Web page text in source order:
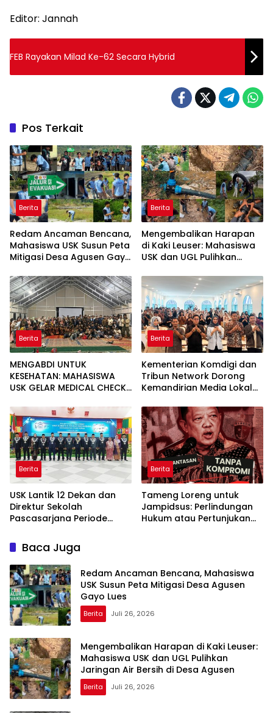
Editor: Jannah
FEB Rayakan Milad Ke-62 Secara Hybrid
Pos Terkait
Berita
Redam Ancaman Bencana,
Mahasiswa USK Susun Peta
Mitigasi Desa Agusen Gayo
Berita
Mengembalikan Harapan
di Kaki Leuser: Mahasiswa
USK dan UGL Pulihkan
Agusen
Berita
MENGABDI UNTUK
KESEHATAN: MAHASISWA
USK GELAR MEDICAL CHECK
DESA AGUSEN
Berita
Kementerian Komdigi dan
Tribun Network Dorong
Kemandirian Media Lokal
Aceh
Berita
USK Lantik 12 Dekan dan
Direktur Sekolah
Pascasarjana Periode
Berita
Tameng Loreng untuk
Jampidsus: Perlindungan
Hukum atau Pertunjukan
Baca Juga
Redam Ancaman Bencana, Mahasiswa
USK Susun Peta Mitigasi Desa Agusen
Gayo Lues
Berita Juli 26, 2026
Mengembalikan Harapan di Kaki Leuser:
Mahasiswa USK dan UGL Pulihkan
Jaringan Air Bersih di Desa Agusen
Berita Juli 26, 2026